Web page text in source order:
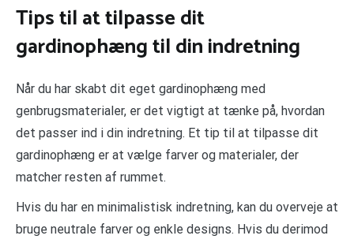
Tips til at tilpasse dit
gardinophæng til din indretning
Når du har skabt dit eget gardinophæng med
genbrugsmaterialer, er det vigtigt at tænke på, hvordan
det passer ind i din indretning. Et tip til at tilpasse dit
gardinophæng er at vælge farver og materialer, der
matcher resten af rummet.
Hvis du har en minimalistisk indretning, kan du overveje at
bruge neutrale farver og enkle designs. Hvis du derimod